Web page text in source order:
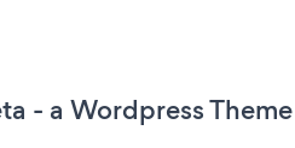
- a Wordpress Theme